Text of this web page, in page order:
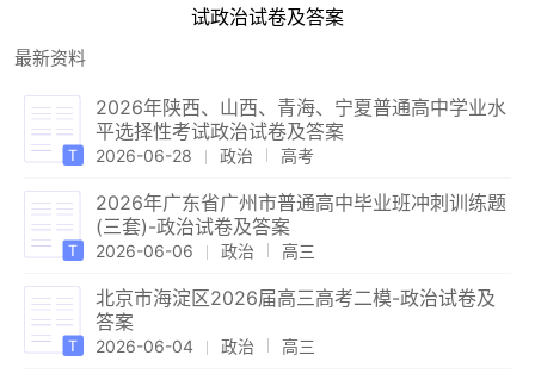
最新资料
2026年陕西、山西、青海、宁夏普通高中学业水
平选择性考试政治试卷及答案
2026-06-28 政治 高考
2026年广东省广州市普通高中毕业班冲刺训练题
(三套)-政治试卷及答案
2026-06-06 政治 高三
北京市海淀区2026届高三高考二模-政治试卷及
答案
2026-06-04 政治 高三